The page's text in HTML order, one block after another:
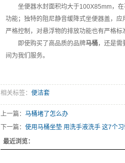
坐便器水封面积均大于100X85mm，
功能；独特的阻尼静音缓降式坐便器盖，
严格控制，对悬浮物的排放功能也有严格标
即使购买了高品质的品牌马桶，还是需
间为我们服务。
相关标签： 便洁套
上一篇： 马桶堵了怎么办
下一篇： 使用马桶坐垫 用洗手液洗手 这7个
最近浏览：